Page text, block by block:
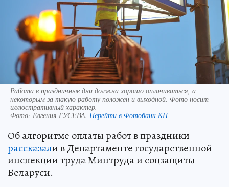
Работа в праздничные дни должна хорошо оплачиваться, а
некоторым за такую работу положен и выходной. Фото носит
иллюстративный характер.
Фото: Евгения ГУСЕВА. Перейти в Фотобанк КП
Об алгоритме оплаты работ в праздники
рассказали в Департаменте государственной
инспекции труда Минтруда и соцзащиты
Беларуси.